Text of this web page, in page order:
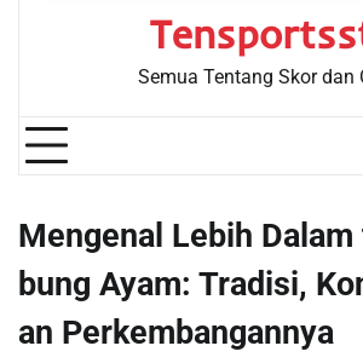
Semua Tentang Skor dan
Mengenal Lebih
bung Ayam: Tradisi,
an Perkembangannya